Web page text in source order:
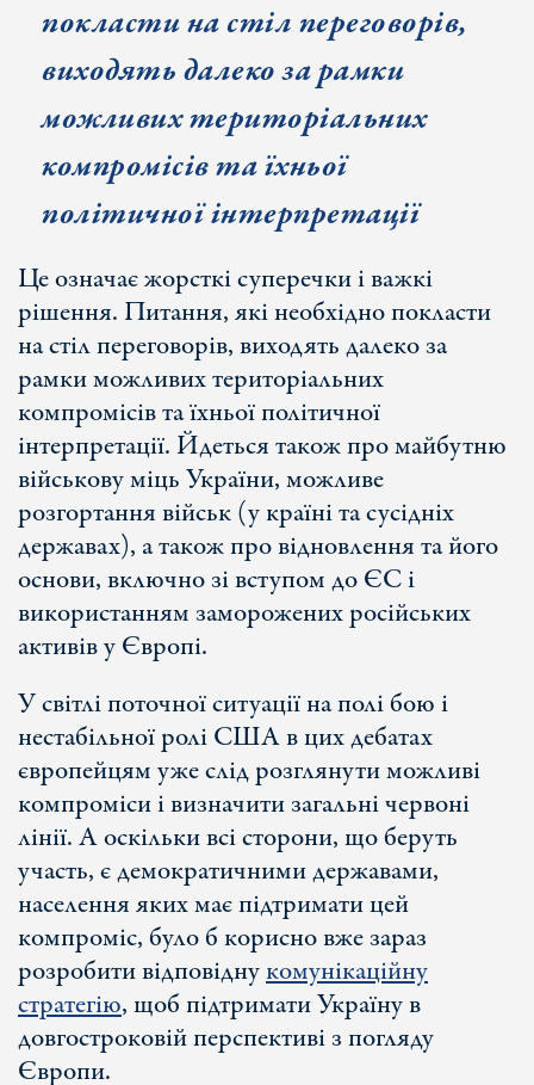
покласти на стіл переговорів,
виходять далеко за рамки
можливих територіальних
компромісів та їхньої
політичної інтерпретації
Це означає жорсткі суперечки і важкі
рішення. Питання, які необхідно покласти
на стіл переговорів, виходять далеко за
рамки можливих територіальних
компромісів та їхньої політичної
інтерпретації. Йдеться також про майбутню
військову міць України, можливе
розгортання військ (у країні та сусідніх
державах), а також про відновлення та його
основи, включно зі вступом до ЄС і
використанням заморожених російських
активів у Європі.
У світлі поточної ситуації на полі бою і
нестабільної ролі США в цих дебатах
європейцям уже слід розглянути можливі
компроміси і визначити загальні червоні
лінії. А оскільки всі сторони, що беруть
участь, є демократичними державами,
населення яких має підтримати цей
компроміс, було б корисно вже зараз
розробити відповіднукомунікаційну
стратегію, щоб підтримати Україну в
довгостроковій перспективі з погляду
Європи.